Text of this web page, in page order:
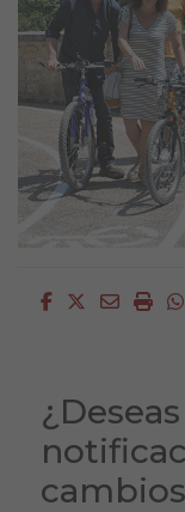
Facebook
Twitter
Email